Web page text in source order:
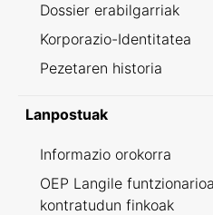
Dossier erabilgarriak
Korporazio-Identitatea
Pezetaren historia
Lanpostuak
Informazio orokorra
OEP Langile
kontratudun finkoak